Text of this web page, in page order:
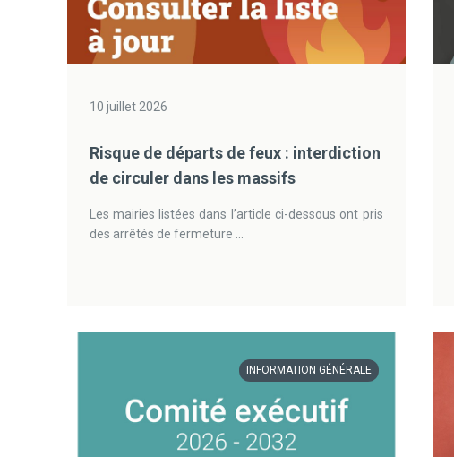
10 juillet 2026
Risque de départs de feux : interdiction
de circuler dans les massifs
Les mairies listées dans l’article ci-dessous ont pris
des arrêtés de fermeture ...
INFORMATION GÉNÉRALE